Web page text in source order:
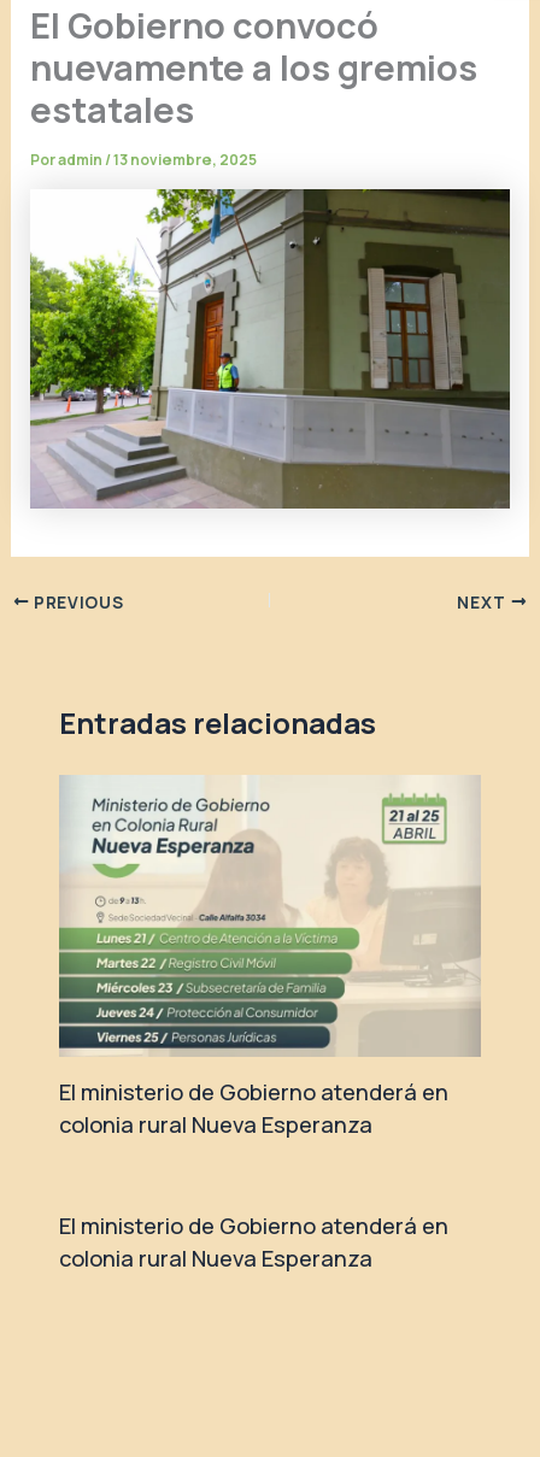
El Gobierno convocó
nuevamente a los gremios
estatales
Poradmin/13 noviembre, 2025
PREVIOUS NEXT
Entradas relacionadas
El ministerio de Gobierno atenderá en
colonia rural Nueva Esperanza
El ministerio de Gobierno atenderá en
colonia rural Nueva Esperanza